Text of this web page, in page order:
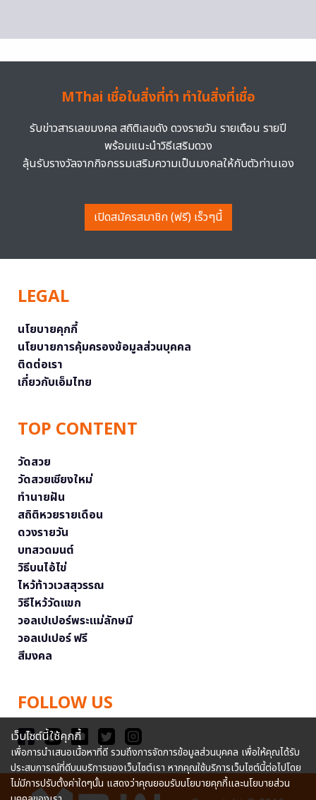
MThai เชื่อในสิ่งที่ทำ ทำในสิ่งที่เชื่อ
รับข่าวสารเลขมงคล สถิติเลขดัง ดวงรายวัน รายเดือน รายปี
พร้อมแนะนำวิธีเสริมดวง
ลุ้นรับรางวัลจากกิจกรรมเสริมความเป็นมงคลให้กับตัวท่านเอง
เปิดสมัครสมาชิก (ฟรี) เร็วๆนี้
LEGAL
นโยบายคุกกี้
นโยบายการคุ้มครองข้อมูลส่วนบุคคล
ติดต่อเรา
เกี่ยวกับเอ็มไทย
TOP CONTENT
วัดสวย
วัดสวยเชียงใหม่
ทำนายฝัน
สถิติหวยรายเดือน
ดวงรายวัน
บทสวดมนต์
วิธีบนไอ้ไข่
ไหว้ท้าวเวสสุวรรณ
วิธีไหว้วัดแขก
วอลเปเปอร์พระแม่ลักษมี
วอลเปเปอร์ ฟรี
สีมงคล
FOLLOW US
เว็บไซต์นี้ใช้คุกกี้
เพื่อการนำเสนอเนื้อหาที่ดี รวมถึงการจัดการข้อมูลส่วนบุคคล เพื่อให้คุณได้รับ
ประสบการณ์ที่ดีบนบริการของเว็บไซต์เรา หากคุณใช้บริการเว็บไซต์นี้ต่อไปโดย
ไม่มีการปรับตั้งค่าใดๆนั้น แสดงว่าคุณยอมรับนโยบายคุกกี้และนโยบายส่วน